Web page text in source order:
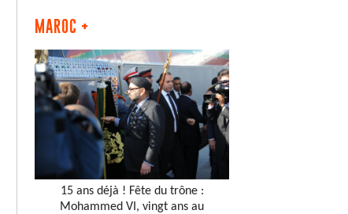
MAROC +
15 ans déjà ! Fête du trône :
Mohammed VI, vingt ans au